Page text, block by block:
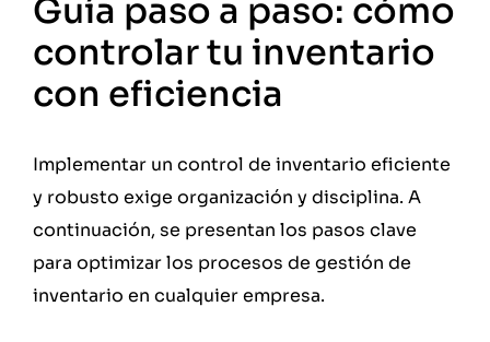
Guía paso a paso: cómo
controlar tu inventario
con eficiencia
Implementar un control de inventario eficiente
y robusto exige organización y disciplina. A
continuación, se presentan los pasos clave
para optimizar los procesos de gestión de
inventario en cualquier empresa.